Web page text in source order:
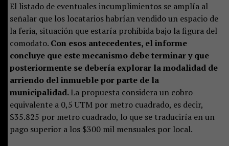
El listado de eventuales incumplimientos se amplía al
señalar que los locatarios habrían vendido un espacio de
la feria, situación que estaría prohibida bajo la figura del
comodato. Con esos antecedentes, el informe
concluye que este mecanismo debe terminar y que
posteriormente se debería explorar la modalidad de
arriendo del inmueble por parte de la
municipalidad.La propuesta considera un cobro
equivalente a 0,5 UTM por metro cuadrado, es decir,
$35.825 por metro cuadrado, lo que se traduciría en un
pago superior a los $300 mil mensuales por local.